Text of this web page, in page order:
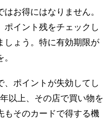
お得にはなりません。
ポイント残をチェックし
しょう。特に有効期限が
、ポイントが失効してし
以上、その店で買い物を
もそのカードで得する機